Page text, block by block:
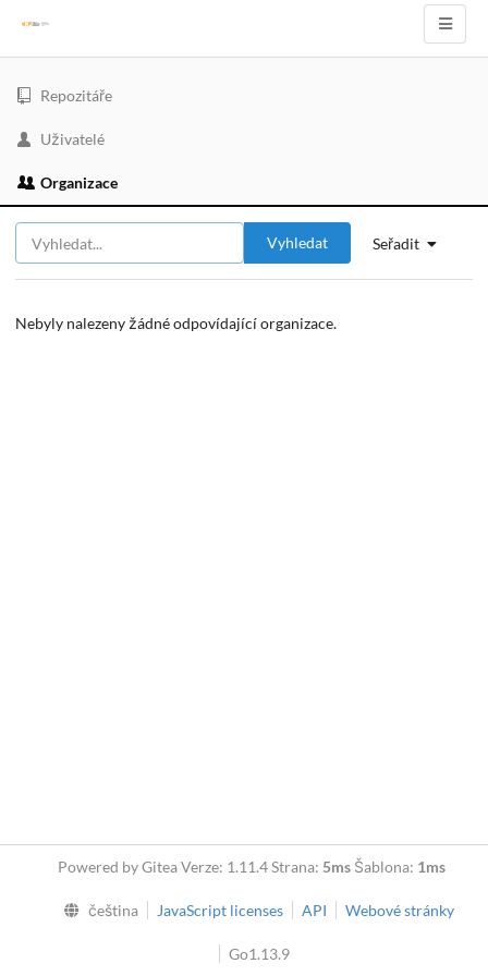
Repozitáře
Uživatelé
Organizace
Seřadit
Vyhledat
Nebyly nalezeny žádné odpovídající organizace.
Powered by Gitea Verze: 1.11.4 Strana: 5ms Šablona: 1ms
čeština JavaScript licenses API Webové stránky
Go1.13.9